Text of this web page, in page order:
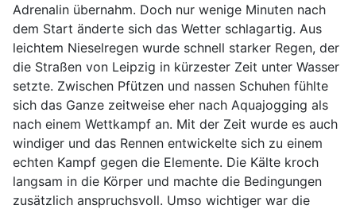
Adrenalin übernahm. Doch nur wenige Minuten nach
dem Start änderte sich das Wetter schlagartig. Aus
leichtem Nieselregen wurde schnell starker Regen, der
die Straßen von Leipzig in kürzester Zeit unter Wasser
setzte. Zwischen Pfützen und nassen Schuhen fühlte
sich das Ganze zeitweise eher nach Aquajogging als
nach einem Wettkampf an. Mit der Zeit wurde es auch
windiger und das Rennen entwickelte sich zu einem
echten Kampf gegen die Elemente. Die Kälte kroch
langsam in die Körper und machte die Bedingungen
zusätzlich anspruchsvoll. Umso wichtiger war die